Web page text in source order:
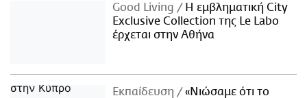
Good Living
Η εμβληματική City
Exclusive Collection της Le Labo
έρχεται στην Αθήνα
Εκπαίδευση
«Νιώσαμε ότι το